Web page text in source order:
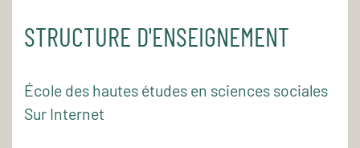
STRUCTURE D'ENSEIGNEMENT
École des hautes études en sciences sociales
Sur Internet